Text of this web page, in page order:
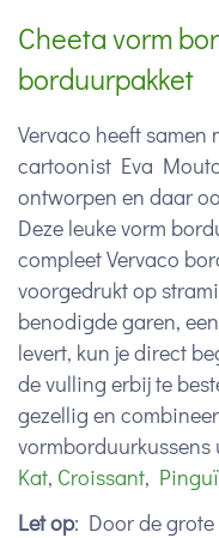
Cheeta vorm
borduurpakket
Vervaco heeft
cartoonist Eva
ontworpen en daar
Deze leuke vorm
compleet Vervaco
voorgedrukt op
benodigde garen,
levert, kun je direct
de vulling erbij te
gezellig en
vormborduurkussens
Kat, Croissant,
Let op: Door de